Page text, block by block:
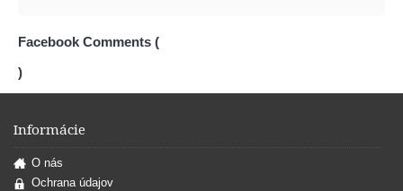
Facebook Comments (
)
Informácie
O nás
Ochrana údajov